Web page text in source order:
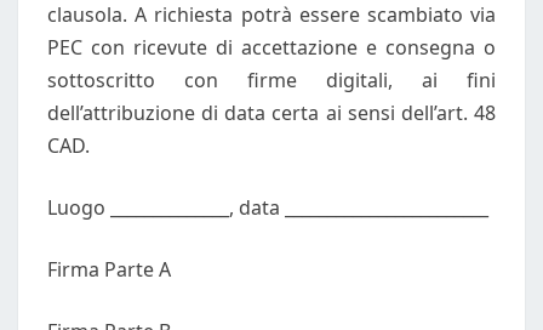
clausola. A richiesta potrà essere scambiato via
PEC con ricevute di accettazione e consegna o
sottoscritto con firme digitali, ai fini
dell’attribuzione di data certa ai sensi dell’art. 48
CAD.
Luogo ______________, data ________________________
Firma Parte A